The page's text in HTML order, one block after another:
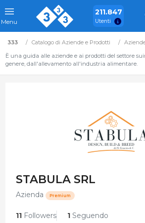
Menu
211.847
Utenti
333 Catalogo di Aziende e Prodotti
È una guida alle aziende e ai prodotti del settore
genere, dall'allevamento all'industria alimentare.
STABULA SRL
Azienda Premium
11Followers 1Seguendo